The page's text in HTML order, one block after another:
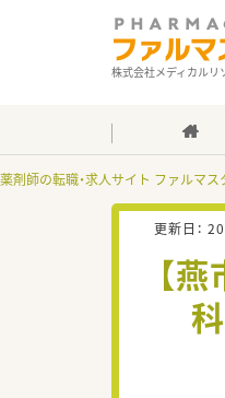
株式会社メディカルリ
薬剤師の転職・求人サイト ファルマス
更新日：
【